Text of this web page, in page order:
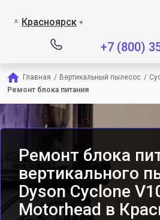
Красноярск ▼
+7 (800)
Главная / Вертикальный пылесос /
Ремонт блока питания
Ремонт блока
вертикального
Dyson Cyclone
Motorhead в